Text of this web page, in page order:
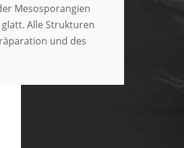
Mesosporangien
Alle Strukturen
und des